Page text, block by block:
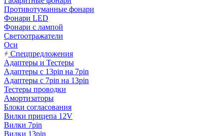
Противотуманные фонари
Фонари LED
Фонари с лампой
Светоотражатели
Оси
Спецпредложения
Адаптеры и Тестеры
Адаптеры с 13pin на 7pin
Адаптеры с 7pin на 13pin
Тестеры проводки
Амортизаторы
Блоки согласования
Вилки прицепа 12V
Вилки 7pin
Вилки 13pin